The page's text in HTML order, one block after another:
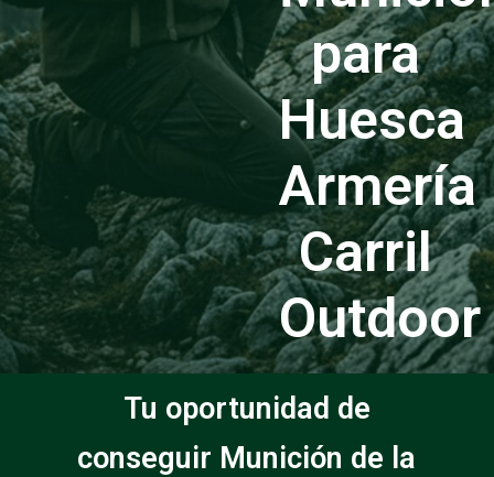
para
Huesca
Armería
Carril
Outdoor
Tu oportunidad de
conseguir Munición de la